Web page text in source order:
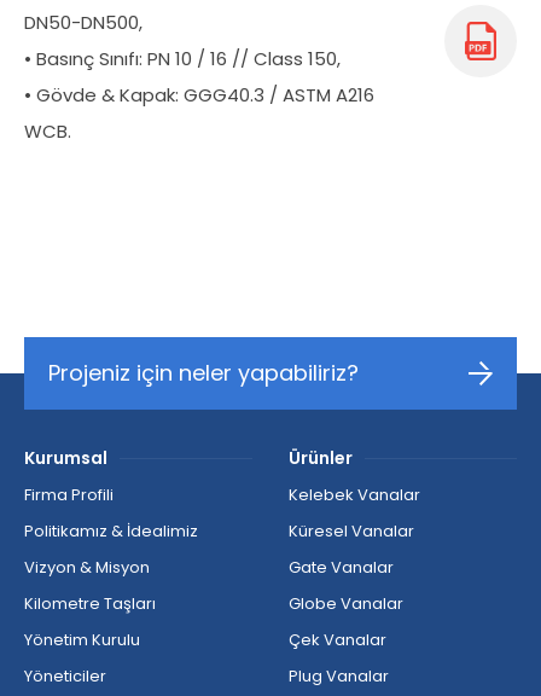
DN50-DN500,
• Basınç Sınıfı: PN 10 / 16 // Class 150,
• Gövde & Kapak: GGG40.3 / ASTM A216
WCB.
Projeniz için neler yapabiliriz?
Kurumsal
Firma Profili
Politikamız & İdealimiz
Vizyon & Misyon
Kilometre Taşları
Yönetim Kurulu
Yöneticiler
Ürünler
Kelebek Vanalar
Küresel Vanalar
Gate Vanalar
Globe Vanalar
Çek Vanalar
Plug Vanalar